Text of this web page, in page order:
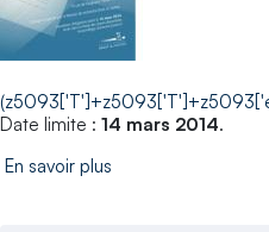
Date limite : 14 mars 2014.
En savoir plus